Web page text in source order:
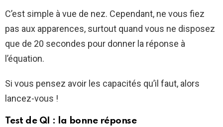
C’est simple à vue de nez. Cependant, ne vous fiez
pas aux apparences, surtout quand vous ne disposez
que de 20 secondes pour donner la réponse à
l’équation.
Si vous pensez avoir les capacités qu’il faut, alors
lancez-vous !
Test de QI : la bonne réponse